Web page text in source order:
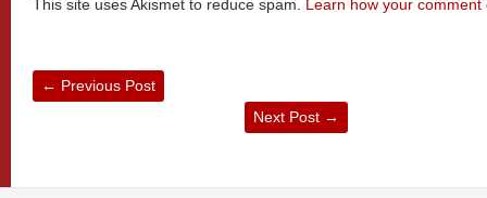
This site uses Akismet to reduce spam. Learn how your
← Previous Post
Next Post →